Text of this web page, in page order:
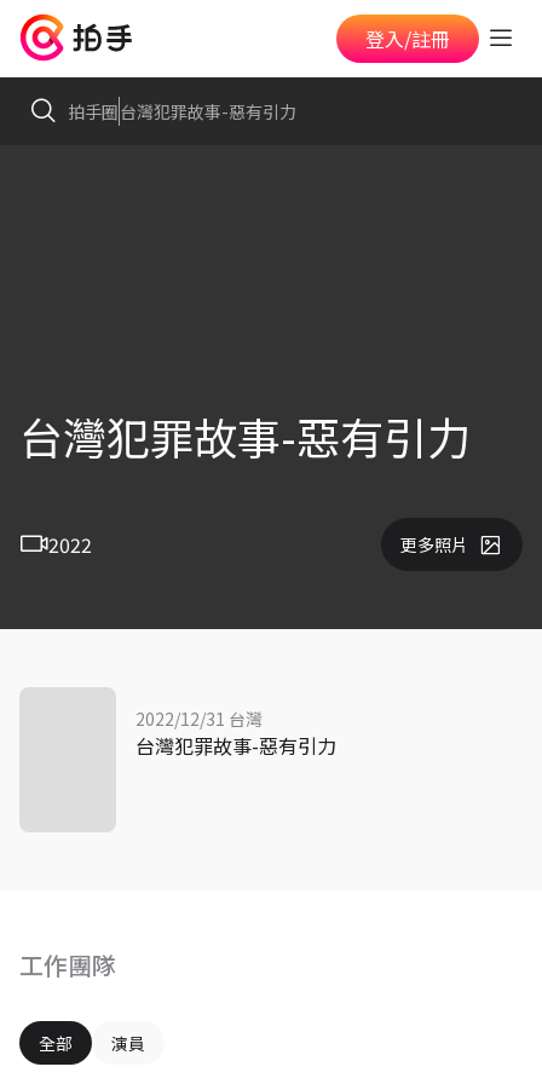
登入/註冊
拍手圈台灣犯罪故事-惡有引力
台灣犯罪故事-惡有引力
2022 更多照片
工作團隊
全部 演員
2022/12/31 台灣
台灣犯罪故事-惡有引力